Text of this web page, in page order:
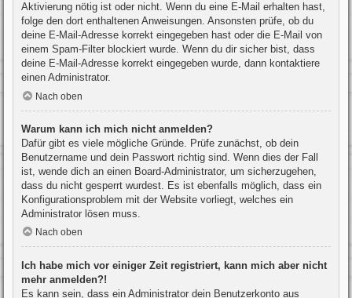
Aktivierung nötig ist oder nicht. Wenn du eine E-Mail erhalten hast,
folge den dort enthaltenen Anweisungen. Ansonsten prüfe, ob du
deine E-Mail-Adresse korrekt eingegeben hast oder die E-Mail von
einem Spam-Filter blockiert wurde. Wenn du dir sicher bist, dass
deine E-Mail-Adresse korrekt eingegeben wurde, dann kontaktiere
einen Administrator.
Nach oben
Warum kann ich mich nicht anmelden?
Dafür gibt es viele mögliche Gründe. Prüfe zunächst, ob dein
Benutzername und dein Passwort richtig sind. Wenn dies der Fall
ist, wende dich an einen Board-Administrator, um sicherzugehen,
dass du nicht gesperrt wurdest. Es ist ebenfalls möglich, dass ein
Konfigurationsproblem mit der Website vorliegt, welches ein
Administrator lösen muss.
Nach oben
Ich habe mich vor einiger Zeit registriert, kann mich aber nicht
mehr anmelden?!
Es kann sein, dass ein Administrator dein Benutzerkonto aus